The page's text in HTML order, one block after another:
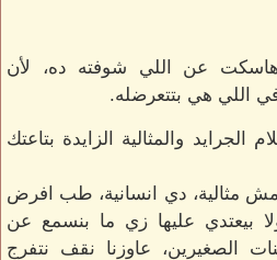
عن اللي شوفته ده، لأن
اللي هي بتتعرضله.
والمثالية الزايدة بتاعتك
مثالية، دي انسانية، طب افرض
بيعتدي عليها زي ما بنسمع عن
الصغيرين، عاوزنا نقف نتفرج